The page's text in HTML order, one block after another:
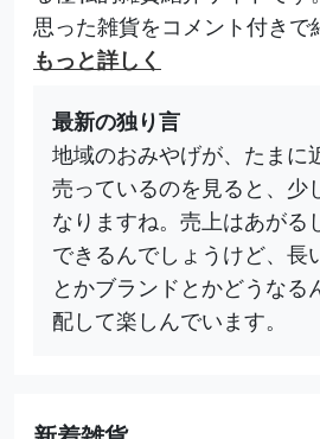
思った雑貨をコメント付きで
もっと詳しく
最新の独り言
地域のおみやげが、たまに
売っているのを見ると、少
なりますね。売上はあがる
できるんでしょうけど、長
とかブランドとかどうなる
配して楽しんでいます。